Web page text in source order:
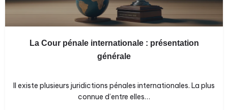
La Cour pénale internationale : présentation
générale
Il existe plusieurs juridictions pénales internationales. La plus
connue d’entre elles…